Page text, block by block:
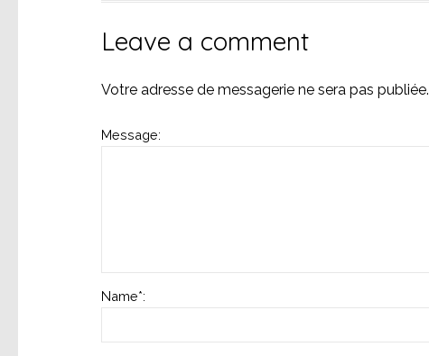
Leave a comment
Votre adresse de messagerie ne sera pas publiée.
Message:
Name*: